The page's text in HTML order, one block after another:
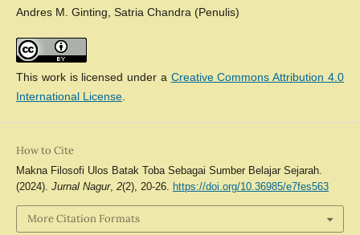
Andres M. Ginting, Satria Chandra (Penulis)
This work is licensed under a Creative Commons Attribution 4.0
International License.
How to Cite
Makna Filosofi Ulos Batak Toba Sebagai Sumber Belajar Sejarah.
(2024). Jurnal Nagur, 2(2), 20-26. https://doi.org/10.36985/e7fes563
More Citation Formats